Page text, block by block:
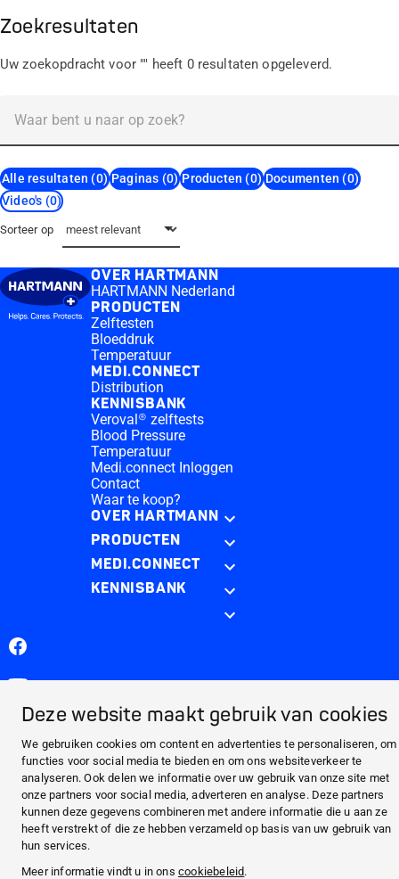
Deze website maakt gebruik van cookies
We gebruiken cookies om content en advertenties te personaliseren, om
functies voor social media te bieden en om ons websiteverkeer te
analyseren. Ook delen we informatie over uw gebruik van onze site met
onze partners voor social media, adverteren en analyse. Deze partners
kunnen deze gegevens combineren met andere informatie die u aan ze
heeft verstrekt of die ze hebben verzameld op basis van uw gebruik van
hun services.
Meer informatie vindt u in onscookiebeleid.
Zoekresultaten
Uw zoekopdracht voor "" heeft 0 resultaten opgeleverd.
Alle resultaten (0) Paginas (0) Producten (0) Documenten (0)
Video's (0)
Sorteer op
OVER HARTMANN
HARTMANN Nederland
PRODUCTEN
Zelftesten
Bloeddruk
Temperatuur
MEDI.CONNECT
Distribution
KENNISBANK
Veroval® zelftests
Blood Pressure
Temperatuur
Medi.connect Inloggen
Contact
Waar te koop?
OVER HARTMANN
PRODUCTEN
MEDI.CONNECT
KENNISBANK
YouTube
Juridisch
Cookiebeleid
Privacyverklaring
Algemene voorwaarden
© 2026 PAUL HARTMANN BV · Nederland
· Helps. Cares. Protects.